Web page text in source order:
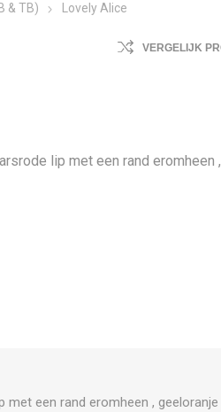
& TB)
Lovely Alice
VERGELIJK
lip met een rand eromheen ,
een rand eromheen , geeloranje